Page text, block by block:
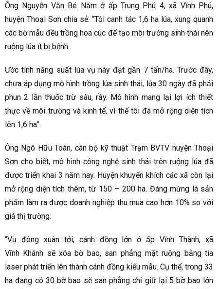
Ông Nguyễn Văn Bé Năm ở ấp Trung Phú 4, xã Vĩnh Phú,
huyện Thoại Sơn chia sẻ: “Tôi canh tác 1,6 ha lúa, xung quanh
các bờ mẫu đều trồng hoa cúc để tạo môi trường sinh thái nên
ruộng lúa ít bị bệnh.
Ước tính năng suất lúa vụ này đạt gần 7 tấn/ha. Trước đây,
chưa áp dụng mô hình trồng lúa sinh thái, lúa 30 ngày đã phải
phun 2 lần thuốc trừ sâu, rầy. Mô hình mang lại lợi ích thiết
thực về môi trường và kinh tế, vì thế tôi đã mở rộng diện tích
lên 1,6 ha”.
Ông Ngô Hữu Toàn, cán bộ kỹ thuật Trạm BVTV huyện Thoại
Sơn cho biết, mô hình công nghệ sinh thái trên ruộng lúa đã
được triển khai 3 năm nay. Huyện khuyến khích các xã còn lại
mở rộng diện tích thêm, từ 150 – 200 ha. Đáng mừng là sản
phẩm làm ra được doanh nghiệp thu mua cao hơn 10% so với
giá thị trường.
“Vụ đông xuân tới, cánh đồng lớn ở ấp Vĩnh Thành, xã
Vĩnh Khánh sẽ xóa bờ bao, san phẳng mặt ruộng bằng tia
laser phát triển lên thành cánh đồng kiểu mẫu. Cụ thể, trong 33
ha đang có 30 bờ bao sẽ san phẳng chỉ giữ lại 5 bờ bao lớn